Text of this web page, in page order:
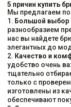
5 причин купить
Мы предлагаем
1. Большой выбор
разнообразием
нас вы найдете
элегантных до
2. Качество и
удобство очень
тщательно
только с
изготовлены из
обеспечивают